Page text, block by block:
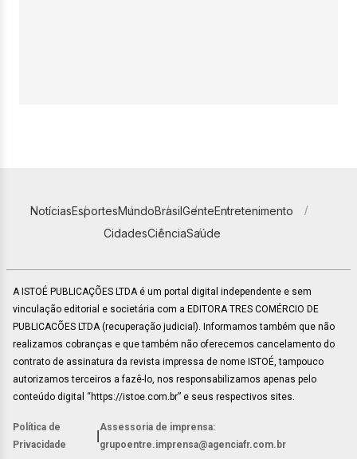
NotíciasEsportesMundoBrasilGenteEntretenimento
CidadesCiênciaSaúde
A ISTOÉ PUBLICAÇÕES LTDA é um portal digital independente e sem
vinculação editorial e societária com a EDITORA TRES COMÉRCIO DE
PUBLICACÕES LTDA (recuperação judicial). Informamos também que não
realizamos cobranças e que também não oferecemos cancelamento do
contrato de assinatura da revista impressa de nome ISTOÉ, tampouco
autorizamos terceiros a fazê-lo, nos responsabilizamos apenas pelo
conteúdo digital “https://istoe.com.br” e seus respectivos sites.
Política de
Privacidade
Assessoria de imprensa:
grupoentre.imprensa@agenciafr.com.br